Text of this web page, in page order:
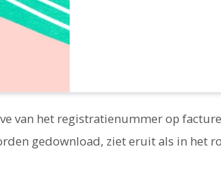
van het registratienummer op
gedownload, ziet eruit als in het